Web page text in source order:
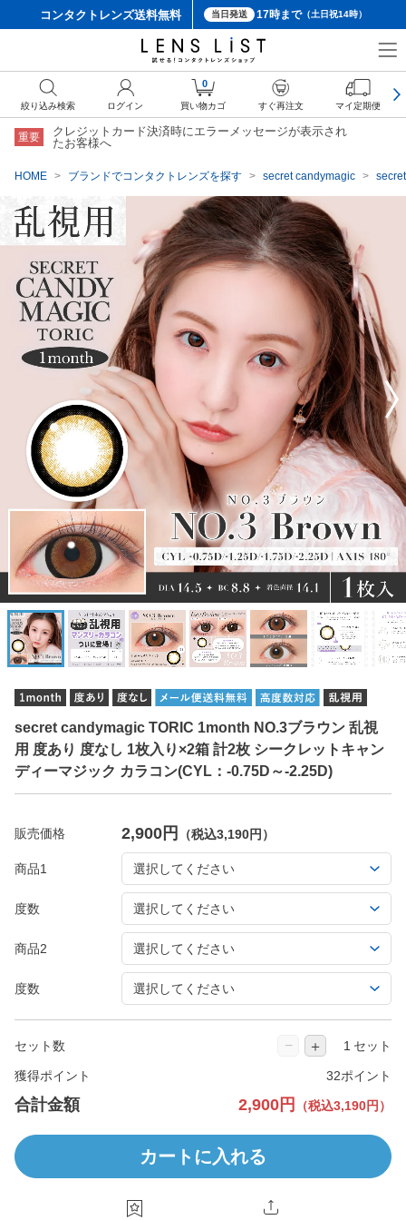
コンタクトレンズ送料無料 当日発送 17時まで（土日祝14時）
重要
クレジットカード決済時にエラーメッセージが表示され
たお客様へ
HOME ブランドでコンタクトレンズを探す secret candymagic
secret candymagic TORIC 1month NO.3ブラウン 乱視
用 度あり 度なし 1枚入り×2箱 計2枚 シークレットキャン
ディーマジック カラコン(CYL：-0.75D～-2.25D)
販売価格 2,900円 （税込3,190円）
商品1
度数
商品2
度数
セット数 − ＋ セット
獲得ポイント 32ポイント
合計金額 2,900円 （税込3,190円）
カートに入れる
絞り込み検索 ログイン
0
買い物カゴ すぐ再注文 マイ定期便
クーポン詳細